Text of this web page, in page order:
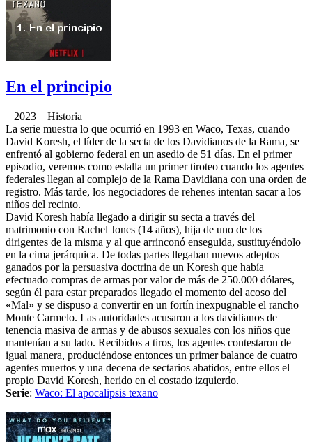
En el principio
2023 Historia
La serie muestra lo que ocurrió en 1993 en Waco, Texas, cuando
David Koresh, el líder de la secta de los Davidianos de la Rama, se
enfrentó al gobierno federal en un asedio de 51 días. En el primer
episodio, veremos como estalla un primer tiroteo cuando los agentes
federales llegan al complejo de la Rama Davidiana con una orden de
registro. Más tarde, los negociadores de rehenes intentan sacar a los
niños del recinto.
David Koresh había llegado a dirigir su secta a través del
matrimonio con Rachel Jones (14 años), hija de uno de los
dirigentes de la misma y al que arrinconó enseguida, sustituyéndolo
en la cima jerárquica. De todas partes llegaban nuevos adeptos
ganados por la persuasiva doctrina de un Koresh que había
efectuado compras de armas por valor de más de 250.000 dólares,
según él para estar preparados llegado el momento del acoso del
«Mal» y se dispuso a convertir en un fortín inexpugnable el rancho
Monte Carmelo. Las autoridades acusaron a los davidianos de
tenencia masiva de armas y de abusos sexuales con los niños que
mantenían a su lado. Recibidos a tiros, los agentes contestaron de
igual manera, produciéndose entonces un primer balance de cuatro
agentes muertos y una decena de sectarios abatidos, entre ellos el
propio David Koresh, herido en el costado izquierdo.
Serie: Waco: El apocalipsis texano